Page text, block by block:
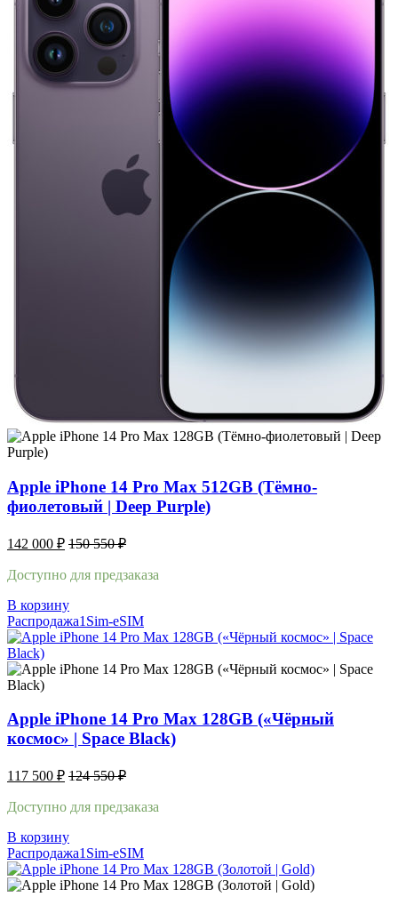
Apple iPhone 14 Pro Max 512GB (Тёмно-
фиолетовый | Deep Purple)
142 000 ₽ 150 550₽
Доступно для предзаказа
В корзину
Распродажа1Sim-eSIM
Apple iPhone 14 Pro Max 128GB («Чёрный
космос» | Space Black)
117 500 ₽ 124 550₽
Доступно для предзаказа
В корзину
Распродажа1Sim-eSIM